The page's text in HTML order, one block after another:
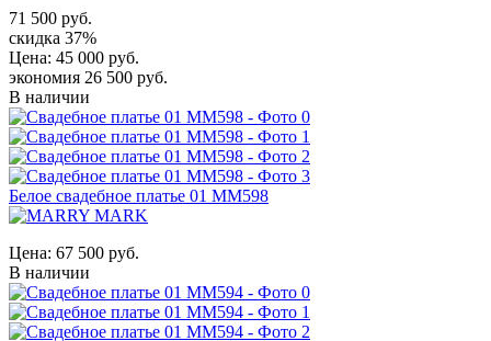
71 500 руб.
скидка 37%
Цена: 45 000 руб.
экономия 26 500 руб.
В наличии
Белое свадебное платье 01 MM598
Цена: 67 500 руб.
В наличии